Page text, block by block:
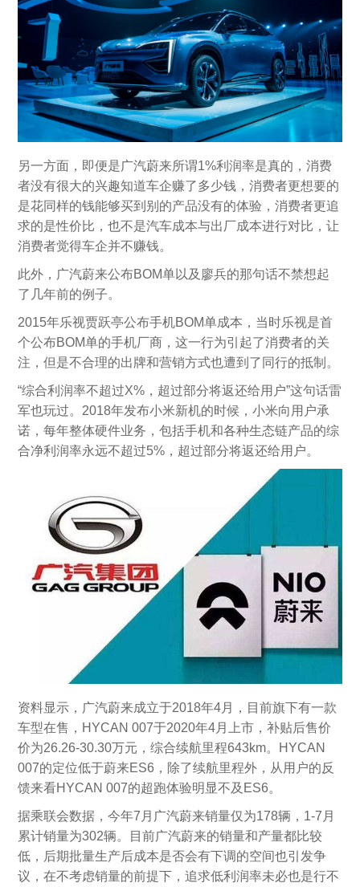
另一方面，即便是广汽蔚来所谓1%利润率是真的，消费
者没有很大的兴趣知道车企赚了多少钱，消费者更想要的
是花同样的钱能够买到别的产品没有的体验，消费者更追
求的是性价比，也不是汽车成本与出厂成本进行对比，让
消费者觉得车企并不赚钱。
此外，广汽蔚来公布BOM单以及廖兵的那句话不禁想起
了几年前的例子。
2015年乐视贾跃亭公布手机BOM单成本，当时乐视是首
个公布BOM单的手机厂商，这一行为引起了消费者的关
注，但是不合理的出牌和营销方式也遭到了同行的抵制。
“综合利润率不超过X%，超过部分将返还给用户”这句话雷
军也玩过。2018年发布小米新机的时候，小米向用户承
诺，每年整体硬件业务，包括手机和各种生态链产品的综
合净利润率永远不超过5%，超过部分将返还给用户。
资料显示，广汽蔚来成立于2018年4月，目前旗下有一款
车型在售，HYCAN 007于2020年4月上市，补贴后售价
价为26.26-30.30万元，综合续航里程643km。HYCAN
007的定位低于蔚来ES6，除了续航里程外，从用户的反
馈来看HYCAN 007的超跑体验明显不及ES6。
据乘联会数据，今年7月广汽蔚来销量仅为178辆，1-7月
累计销量为302辆。目前广汽蔚来的销量和产量都比较
低，后期批量生产后成本是否会有下调的空间也引发争
议，在不考虑销量的前提下，追求低利润率未必也是行不